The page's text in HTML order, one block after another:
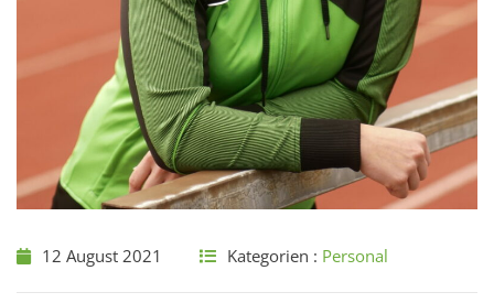
12 August 2021 Kategorien : Personal